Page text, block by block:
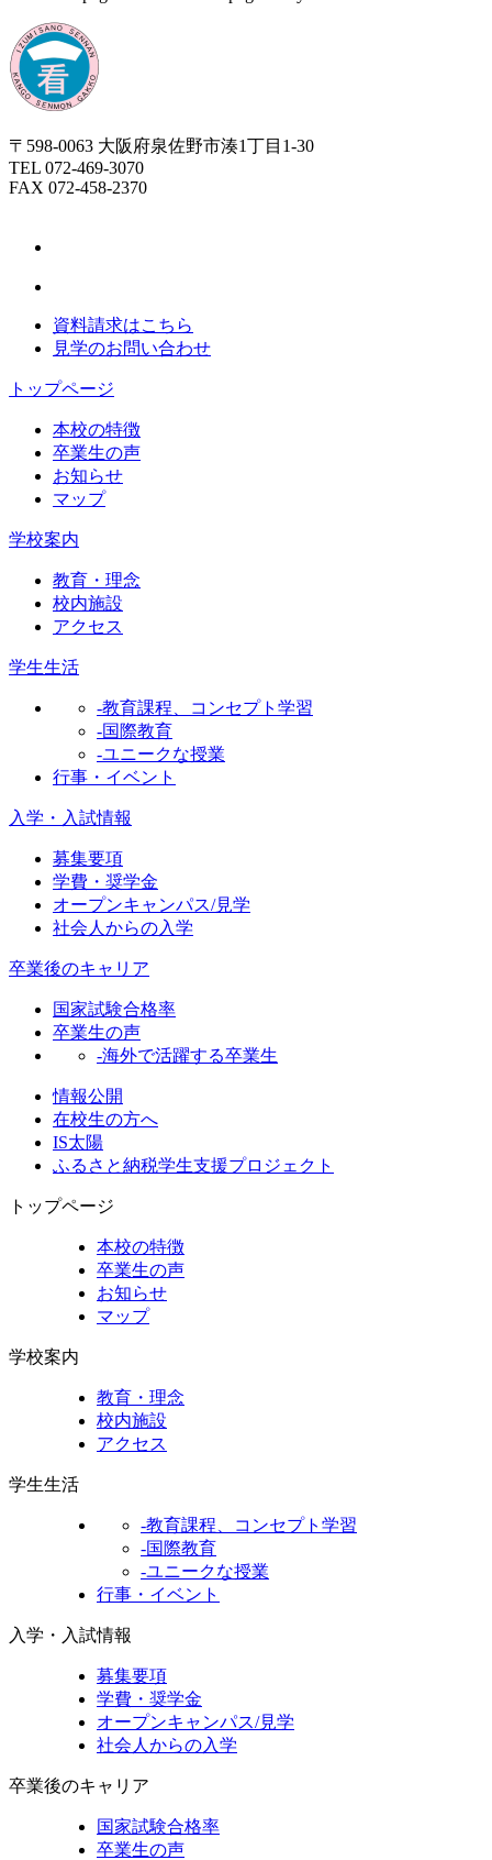
〒598-0063 大阪府泉佐野市湊1丁目1-30
TEL 072-469-3070
FAX 072-458-2370
資料請求はこちら
見学のお問い合わせ
トップページ
本校の特徴
卒業生の声
お知らせ
マップ
学校案内
教育・理念
校内施設
アクセス
学生生活
-教育課程、コンセプト学習
-国際教育
-ユニークな授業
行事・イベント
入学・入試情報
募集要項
学費・奨学金
オープンキャンパス/見学
社会人からの入学
卒業後のキャリア
国家試験合格率
卒業生の声
-海外で活躍する卒業生
情報公開
在校生の方へ
IS太陽
ふるさと納税学生支援プロジェクト
トップページ
本校の特徴
卒業生の声
お知らせ
マップ
学校案内
教育・理念
校内施設
アクセス
学生生活
-教育課程、コンセプト学習
-国際教育
-ユニークな授業
行事・イベント
入学・入試情報
募集要項
学費・奨学金
オープンキャンパス/見学
社会人からの入学
卒業後のキャリア
国家試験合格率
卒業生の声